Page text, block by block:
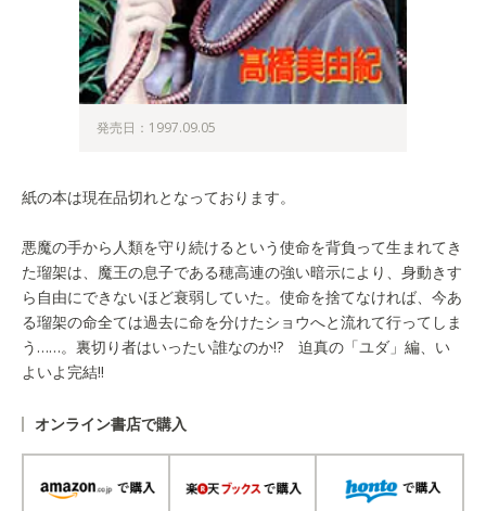
発売日：1997.09.05
紙の本は現在品切れとなっております。
悪魔の手から人類を守り続けるという使命を背負って生まれてき
た瑠架は、魔王の息子である穂高連の強い暗示により、身動きす
ら自由にできないほど衰弱していた。使命を捨てなければ、今あ
る瑠架の命全ては過去に命を分けたショウへと流れて行ってしま
う……。裏切り者はいったい誰なのか!? 迫真の「ユダ」編、い
よいよ完結!!
オンライン書店で購入